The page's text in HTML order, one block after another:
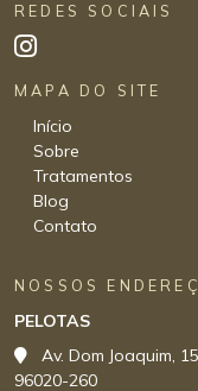
REDES SOCIAIS
MAPA DO SITE
Início
Sobre
Tratamentos
Blog
Contato
NOSSOS
PELOTAS
Av. Dom Joaquim,
96020-260